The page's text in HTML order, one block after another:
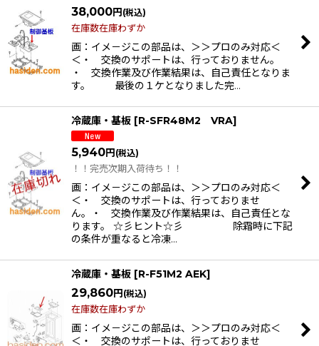
38,000円(税込)
在庫数在庫わずか
画：イメ－ジこの部品は、＞＞プロのみ対応＜
＜・ 交換のサポートは、行っておりません。
・ 交換作業及び作業結果は、自己責任となりま
す。 最後の１ケとなりました完…
冷蔵庫・基板 [R-SFR48M2 VRA]
5,940円 (税込)
！！完売次期入荷待ち！！
画：イメ－ジこの部品は、＞＞プロのみ対応＜
＜・ 交換のサポートは、行っておりませ
ん。・ 交換作業及び作業結果は、自己責任とな
ります。 ☆彡ヒント☆彡 除霜時に下記
の条件が重なると冷凍…
冷蔵庫・基板 [R-F51M2 AEK]
29,860円 (税込)
在庫数在庫わずか
画：イメ－ジこの部品は、＞＞プロのみ対応＜
＜・ 交換のサポートは、行っておりませ